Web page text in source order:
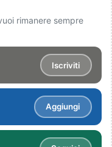
rimanere sempre
Iscriviti
Aggiungi